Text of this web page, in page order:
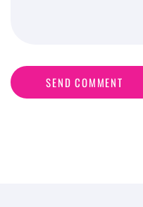
SEND COMMENT